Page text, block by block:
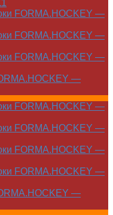
FORMA.HOCKEY —
FORMA.HOCKEY —
FORMA.HOCKEY —
—
FORMA.HOCKEY —
FORMA.HOCKEY —
FORMA.HOCKEY —
FORMA.HOCKEY —
—